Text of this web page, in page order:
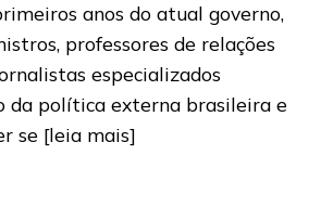
anos do atual governo,
professores de relações
especializados
da política externa brasileira e
se [leia mais]